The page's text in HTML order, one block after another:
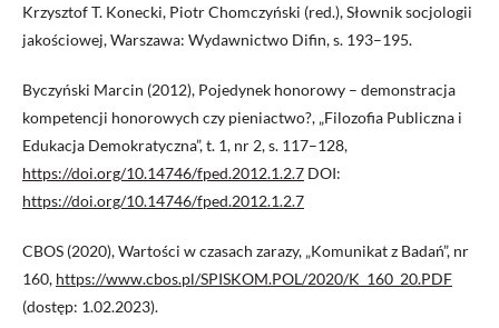
Krzysztof T. Konecki, Piotr Chomczyński (red.), Słownik socjologii
jakościowej, Warszawa: Wydawnictwo Difin, s. 193–195.
Byczyński Marcin (2012), Pojedynek honorowy – demonstracja
kompetencji honorowych czy pieniactwo?, „Filozofia Publiczna i
Edukacja Demokratyczna”, t. 1, nr 2, s. 117–128,
https://doi.org/10.14746/fped.2012.1.2.7 DOI:
https://doi.org/10.14746/fped.2012.1.2.7
CBOS (2020), Wartości w czasach zarazy, „Komunikat z Badań”, nr
160, https://www.cbos.pl/SPISKOM.POL/2020/K_160_20.PDF
(dostęp: 1.02.2023).